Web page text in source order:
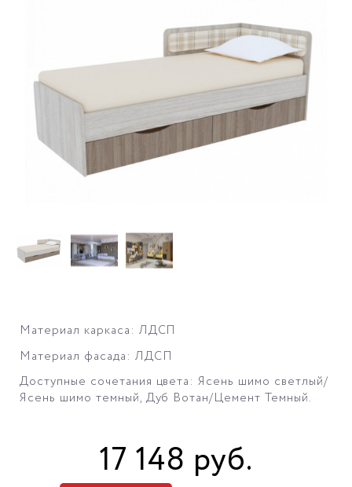
Материал каркаса: ЛДСП
Материал фасада: ЛДСП
Доступные сочетания цвета: Ясень шимо светлый/
Ясень шимо темный, Дуб Вотан/Цемент Темный.
17 148 руб.